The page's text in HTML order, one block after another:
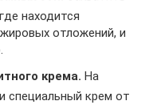
находится
отложений, и
крема. На
специальный крем от